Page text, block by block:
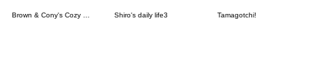
Brown & Cony's Cozy Winter Date Shiro's daily life3 Tamagotchi!